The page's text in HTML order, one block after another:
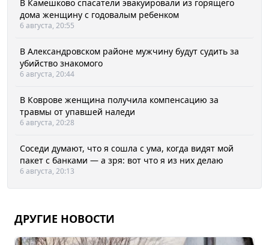
В Камешково спасатели эвакуировали из горящего
дома женщину с годовалым ребенком
6 августа, 20:55
В Александровском районе мужчину будут судить за
убийство знакомого
6 августа, 20:44
В Коврове женщина получила компенсацию за
травмы от упавшей наледи
6 августа, 20:28
Соседи думают, что я сошла с ума, когда видят мой
пакет с банками — а зря: вот что я из них делаю
6 августа, 20:13
ДРУГИЕ НОВОСТИ